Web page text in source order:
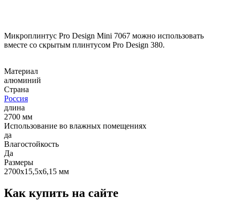
Микроплинтус Pro Design Mini 7067 можно использовать
вместе со скрытым плинтусом Pro Design 380.
Материал
алюминий
Страна
Россия
длина
2700 мм
Использование во влажных помещениях
да
Влагостойкость
Да
Размеры
2700х15,5х6,15 мм
Как купить на сайте